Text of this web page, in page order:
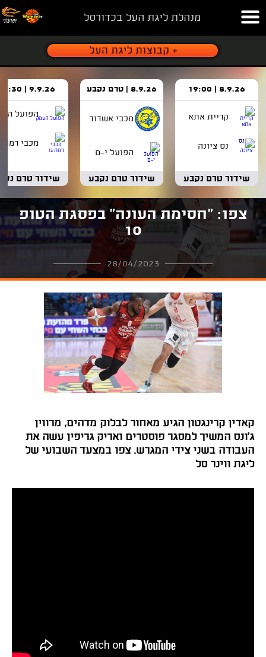
מנהלת ליגת העל בכדורסל
8.9.26 | 19:00
קריית אתא
נס ציונה
שידור טרם נקבע
8.9.26 | טרם נקבע
מכבי אשדוד
הפועל י-ם
שידור טרם נקבע
9.9.26 | 18:30
הפועל
מכבי רמת
שידור טרם
צפו: "חסימת העונה" בפסגת הטופ
10
28/04/2023
קאדין קרינגטון הגיע מאחור לבלוק מדהים, מרווין
ג'ונס המשיך למסגר פוסטרים ואריק גריפין עשה את
העבודה בשני צידי המגרש. צפו במצעד השבועי של
ליגת ווינר סל